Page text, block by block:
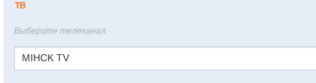
ТВ
Выберите телеканал
MIHCK TV